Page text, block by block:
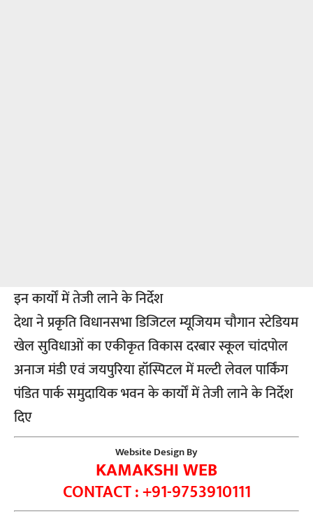
इन कार्यों में तेजी लाने के निर्देश
देथा ने प्रकृति विधानसभा डिजिटल म्यूजियम चौगान स्टेडियम
खेल सुविधाओं का एकीकृत विकास दरबार स्कूल चांदपोल
अनाज मंडी एवं जयपुरिया हॉस्पिटल में मल्टी लेवल पार्किंग
पंडित पार्क समुदायिक भवन के कार्यों में तेजी लाने के निर्देश
दिए
Website Design By
KAMAKSHI WEB
CONTACT : +91-9753910111